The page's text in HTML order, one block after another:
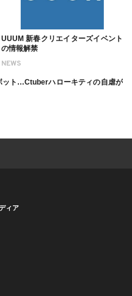
NEWS
UUUM 新春クリエイターズイベント
の情報解禁
ット…Ctuberハローキティの自虐が
ィア